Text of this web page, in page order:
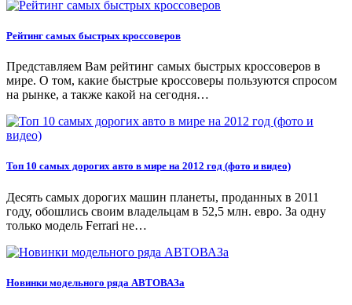
Рейтинг самых быстрых кроссоверов
Представляем Вам рейтинг самых быстрых кроссоверов в
мире. О том, какие быстрые кроссоверы пользуются спросом
на рынке, а также какой на сегодня…
Топ 10 самых дорогих авто в мире на 2012 год (фото и видео)
Десять самых дорогих машин планеты, проданных в 2011
году, обошлись своим владельцам в 52,5 млн. евро. За одну
только модель Ferrari не…
Новинки модельного ряда АВТОВАЗа